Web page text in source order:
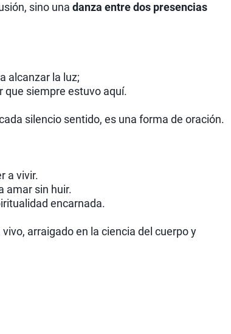
sino una danza entre dos presencias
alcanzar la luz;
que siempre estuvo aquí.
silencio sentido, es una forma de oración.
a vivir.
amar sin huir.
encarnada.
arraigado en la ciencia del cuerpo y